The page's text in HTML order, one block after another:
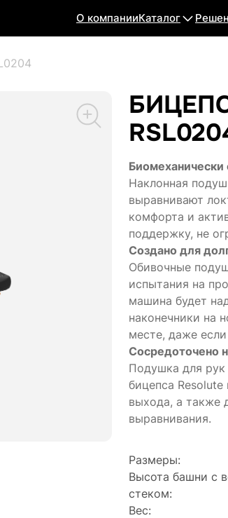
О компанииКаталог
БИЦЕПС
Биомеханически
Наклонная
выравнивают
комфорта и
поддержку, не
Создано для
Обивочные
испытания на
машина будет
наконечники на
месте, даже
Сосредоточено
Подушка для рук
бицепса
выхода, а также
выравнивания.
Размеры:
Высота башни с
стеком:
Вес: